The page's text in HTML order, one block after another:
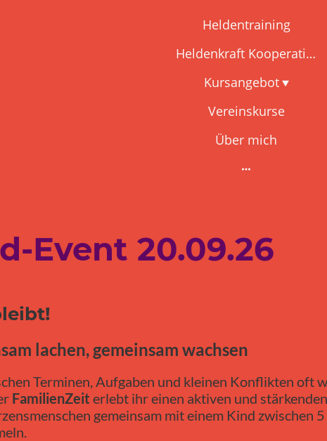
Heldentraining
Heldenkraft Kooperation
Kursangebot
Vereinskurse
Über mich
Event 20.09.26
lachen, gemeinsam wachsen
Terminen, Aufgaben und kleinen Konflikten oft
FamilienZeit erlebt ihr einen aktiven und
gemeinsam mit einem Kind zwischen